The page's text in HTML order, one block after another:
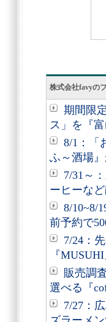
株式会社favyの
期間限
ス」を『
8/1：「
ふ～酒場
7/31～
ーヒーな
8/10~8/
前予約で
7/24：
『
販売調
選べる『
7/27：